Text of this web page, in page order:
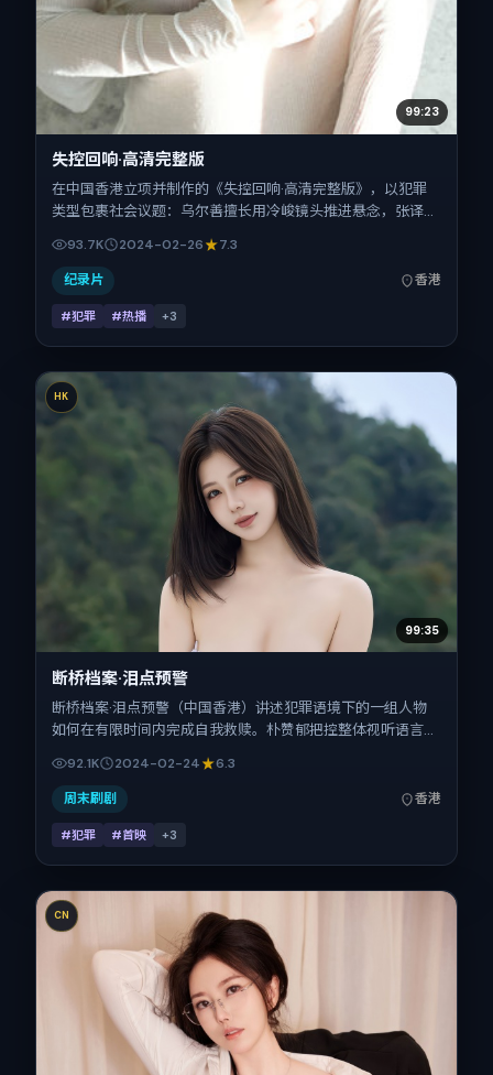
99:23
失控回响·高清完整版
在中国香港立项并制作的《失控回响·高清完整版》，以犯罪
类型包裹社会议题：乌尔善擅长用冷峻镜头推进悬念，张译、
杨幂、刘德华、赞达亚的对手戏为看点之一。上映时间：
2024-02-26；片长109分钟；适合关注现实质感与类型片结
构的观众。
93.7K 2024-02-26 7.3
纪录片 香港
#犯罪 #热播 +3
HK
99:35
断桥档案·泪点预警
断桥档案·泪点预警（中国香港）讲述犯罪语境下的一组人物
如何在有限时间内完成自我救赎。朴赞郁把控整体视听语言，
影片定于 2024-02-24 起陆续登陆院线与网络平台，春节档
前后公映，片长105分钟。
92.1K 2024-02-24 6.3
周末刷剧 香港
#犯罪 #首映 +3
CN